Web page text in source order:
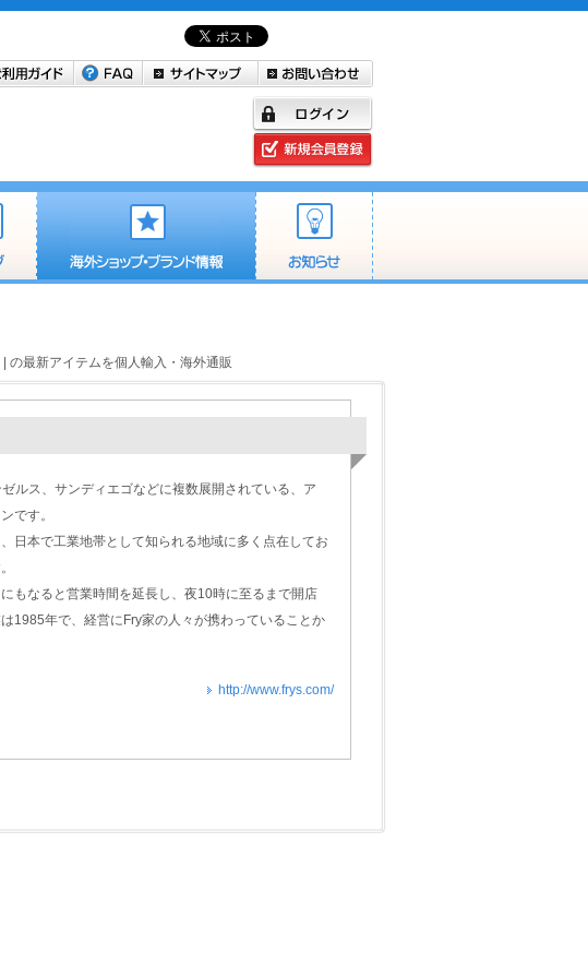
の最新アイテムを個人輸入・海外通販
ルス、サンディエゴなどに複数展開されている、ア
です。
日本で工業地帯として知られる地域に多く点在してお
もなると営業時間を延長し、夜10時に至るまで開店
1985年で、経営にFry家の人々が携わっていることか
http://www.frys.com/